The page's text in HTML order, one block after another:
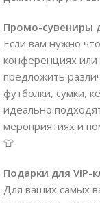
Промо-сувениры
Если вам нужно
конференциях
предложить
футболки, сумки,
идеально
мероприятиях и
👕
Подарки для VIP-
Для ваших самых